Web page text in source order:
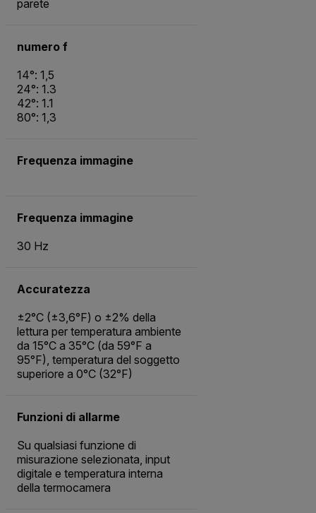
parete
numero f
14°: 1,5
24°: 1.3
42°: 1.1
80°: 1,3
Frequenza immagine
Frequenza immagine
30 Hz
Accuratezza
±2°C (±3,6°F) o ±2% della
lettura per temperatura ambiente
da 15°C a 35°C (da 59°F a
95°F), temperatura del soggetto
superiore a 0°C (32°F)
Funzioni di allarme
Su qualsiasi funzione di
misurazione selezionata, input
digitale e temperatura interna
della termocamera